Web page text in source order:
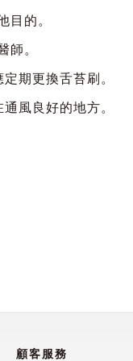
的。
。
期更換舌苔刷。
風良好的地方。
顧客服務